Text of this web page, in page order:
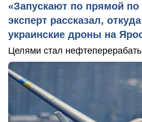
«Запускают по прямой по
эксперт рассказал,
украинские дроны на
Целями стал